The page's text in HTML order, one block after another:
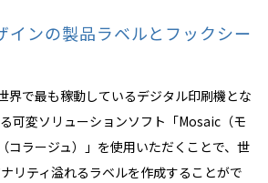
インの製品ラベルとフックシー
で最も稼動しているデジタル印刷機とな
可変ソリューションソフト「Mosaic（モ
コラージュ）」を使用いただくことで、世
リティ溢れるラベルを作成することがで